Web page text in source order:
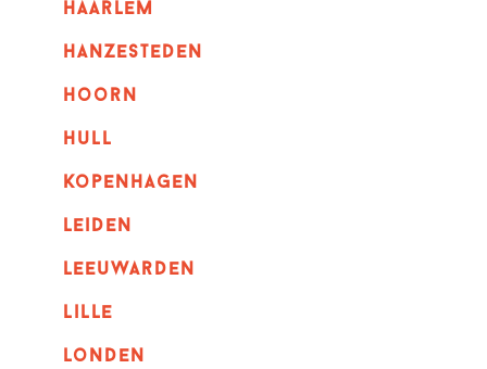
haarlem
hanzesteden
hoorn
hull
kopenhagen
leiden
leeuwarden
lille
londen